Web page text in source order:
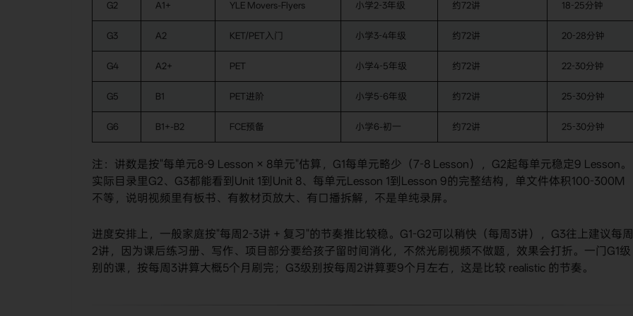
G2 A1+ YLE Movers-Flyers 小学2-3年级 约72讲 18-25分钟
G3 A2 KET/PET入门 小学3-4年级 约72讲 20-28分钟
G4 A2+ PET 小学4-5年级 约72讲 22-30分钟
G5 B1 PET进阶 小学5-6年级 约72讲 25-30分钟
G6 B1+-B2 FCE预备 小学6-初一 约72讲 25-30分钟
注：讲数是按"每单元8-9 Lesson × 8单元"估算，G1每单元略少（7-8 Lesson），G2起每单元稳定9 Lesson。
实际目录里G2、G3都能看到Unit 1到Unit 8、每单元Lesson 1到Lesson 9的完整结构，单文件体积100-300M
不等，说明视频里有板书、有教材页放大、有口播拆解，不是单纯录屏。
进度安排上，一般家庭按"每周2-3讲 + 复习"的节奏推比较稳。G1-G2可以稍快（每周3讲），G3往上建议每周
2讲，因为课后练习册、写作、项目部分要给孩子留时间消化，不然光刷视频不做题，效果会打折。一门G1级
别的课，按每周3讲算大概5个月刷完；G3级别按每周2讲算要9个月左右，这是比较 realistic 的节奏。